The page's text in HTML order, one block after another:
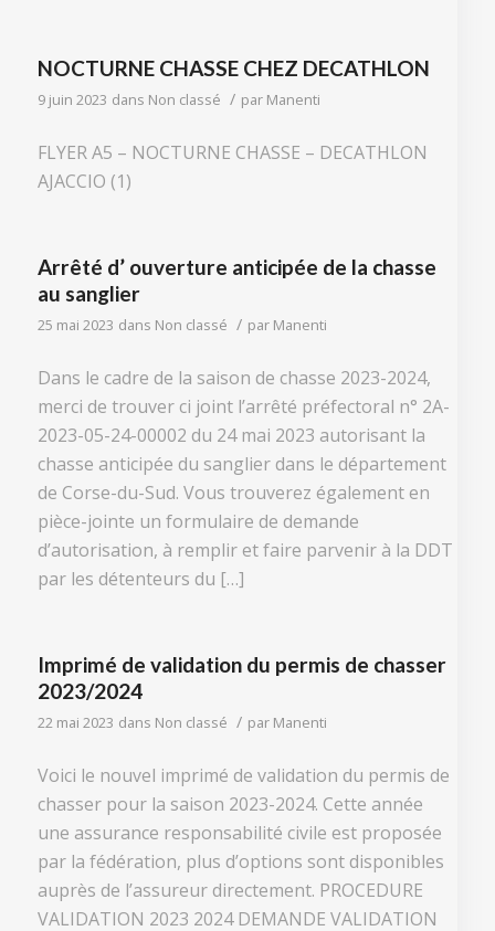
NOCTURNE CHASSE CHEZ DECATHLON
9 juin 2023 dans Non classé / par Manenti
FLYER A5 – NOCTURNE CHASSE – DECATHLON
AJACCIO (1)
Arrêté d’ ouverture anticipée de la chasse
au sanglier
25 mai 2023 dans Non classé / par Manenti
Dans le cadre de la saison de chasse 2023-2024,
merci de trouver ci joint l’arrêté préfectoral n° 2A-
2023-05-24-00002 du 24 mai 2023 autorisant la
chasse anticipée du sanglier dans le département
de Corse-du-Sud. Vous trouverez également en
pièce-jointe un formulaire de demande
d’autorisation, à remplir et faire parvenir à la DDT
par les détenteurs du […]
Imprimé de validation du permis de chasser
2023/2024
22 mai 2023 dans Non classé / par Manenti
Voici le nouvel imprimé de validation du permis de
chasser pour la saison 2023-2024. Cette année
une assurance responsabilité civile est proposée
par la fédération, plus d’options sont disponibles
auprès de l’assureur directement. PROCEDURE
VALIDATION 2023 2024 DEMANDE VALIDATION